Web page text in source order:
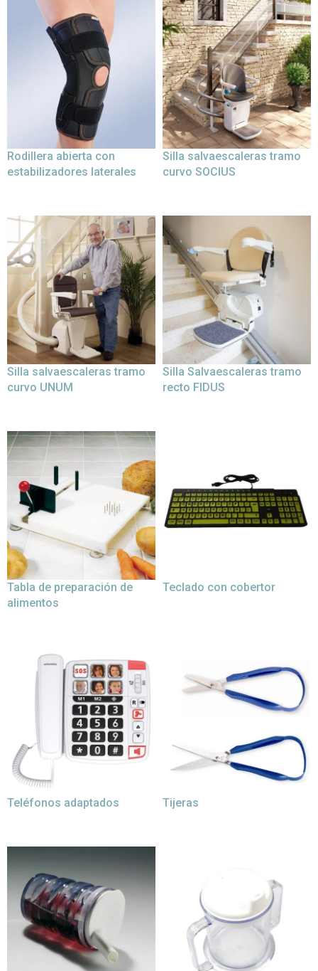
Rodillera abierta con
estabilizadores laterales
Silla salvaescaleras tramo
curvo SOCIUS
Silla salvaescaleras tramo
curvo UNUM
Silla Salvaescaleras tramo
recto FIDUS
Tabla de preparación de
alimentos
Teclado con cobertor
Teléfonos adaptados Tijeras